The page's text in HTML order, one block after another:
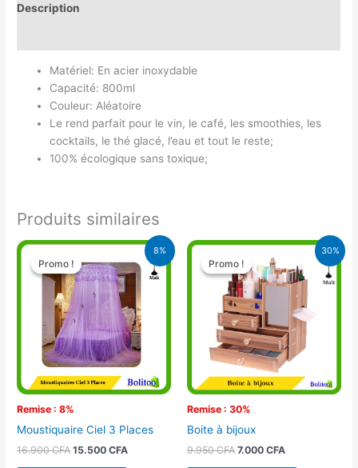
Description
Matériel: En acier inoxydable
Capacité: 800ml
Couleur: Aléatoire
Le rend parfait pour le vin, le café, les smoothies, les
cocktails, le thé glacé, l’eau et tout le reste;
100% écologique sans toxique;
Produits similaires
8%
Promo !
Remise : 8%
Promo !
Moustiquaire Ciel 3 Places
16.900CFA
Le
prix
initial
était :
16.900 CFA.
15.500CFA
Le
prix
actuel
15.500 CFA.
30%
Promo !
Remise : 30%
Promo !
Boite à bijoux
9.950CFA
Le
prix
initial
était :
9.950 CFA.
7.000 CFA
Le
actuel
est :
7.000 CFA.